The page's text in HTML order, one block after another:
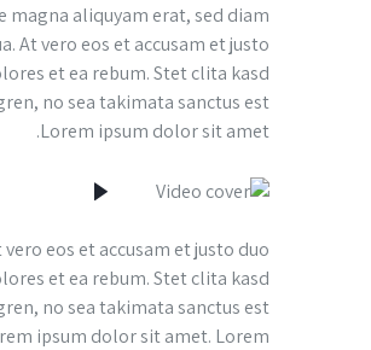
magna aliquyam erat, sed diam
At vero eos et accusam et justo
et ea rebum. Stet clita kasd
no sea takimata sanctus est
Lorem ipsum dolor sit amet.
vero eos et accusam et justo duo
et ea rebum. Stet clita kasd
no sea takimata sanctus est
ipsum dolor sit amet. Lorem